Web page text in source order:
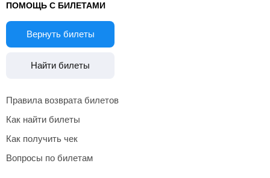
ПОМОЩЬ С БИЛЕТАМИ
Вернуть билеты
Найти билеты
Правила возврата билетов
Как найти билеты
Как получить чек
Вопросы по билетам